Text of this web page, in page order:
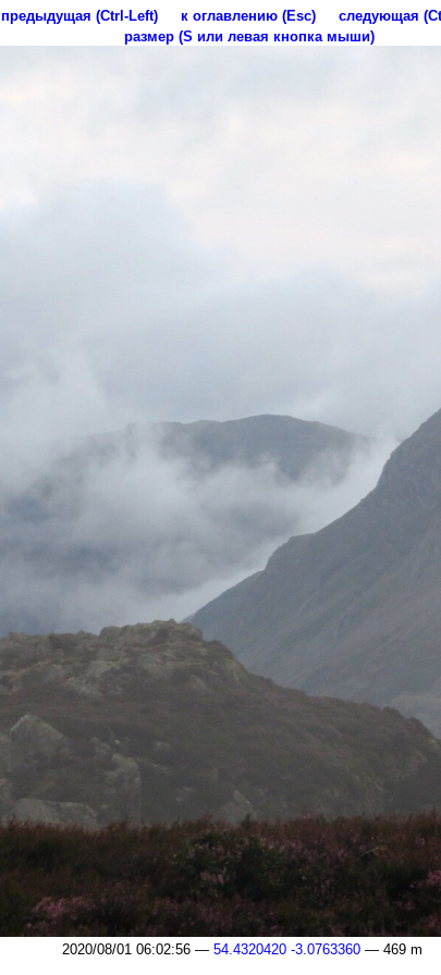
предыдущая (Ctrl-Left) к оглавлению (Esc)
следующая
размер (S или левая кнопка мыши)
2020/08/01 06:02:56 — 54.4320420 -3.0763360— 469 m